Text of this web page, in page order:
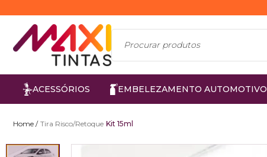
ACESSÓRIOS EMBELEZAMENTO AUTOMOTIVO
Tira Risco/Retoque Kit 15ml